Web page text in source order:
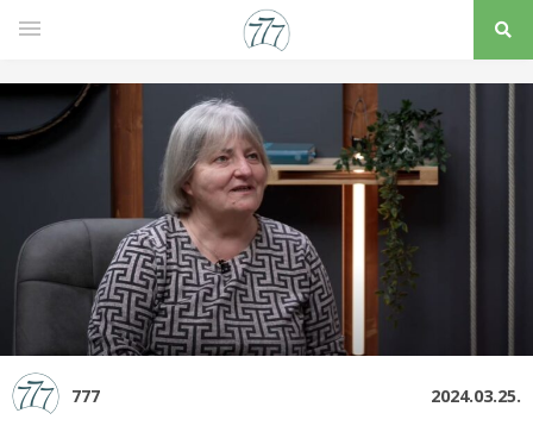
777 2024.03.25.